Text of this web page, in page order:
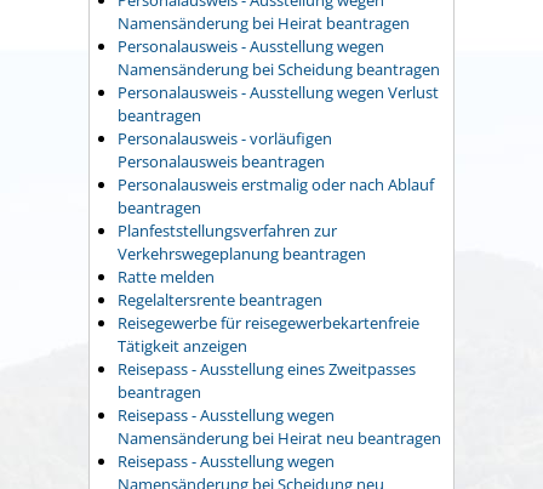
Namensänderung bei Heirat beantragen
Personalausweis - Ausstellung wegen
Namensänderung bei Scheidung beantragen
Personalausweis - Ausstellung wegen Verlust
beantragen
Personalausweis - vorläufigen
Personalausweis beantragen
Personalausweis erstmalig oder nach Ablauf
beantragen
Planfeststellungsverfahren zur
Verkehrswegeplanung beantragen
Ratte melden
Regelaltersrente beantragen
Reisegewerbe für reisegewerbekartenfreie
Tätigkeit anzeigen
Reisepass - Ausstellung eines Zweitpasses
beantragen
Reisepass - Ausstellung wegen
Namensänderung bei Heirat neu beantragen
Reisepass - Ausstellung wegen
Namensänderung bei Scheidung neu